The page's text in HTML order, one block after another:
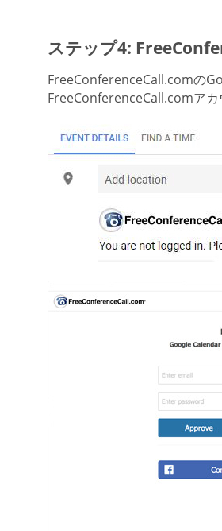
ステップ4:
FreeConferenceCall.comの
FreeConferenceCall.comア